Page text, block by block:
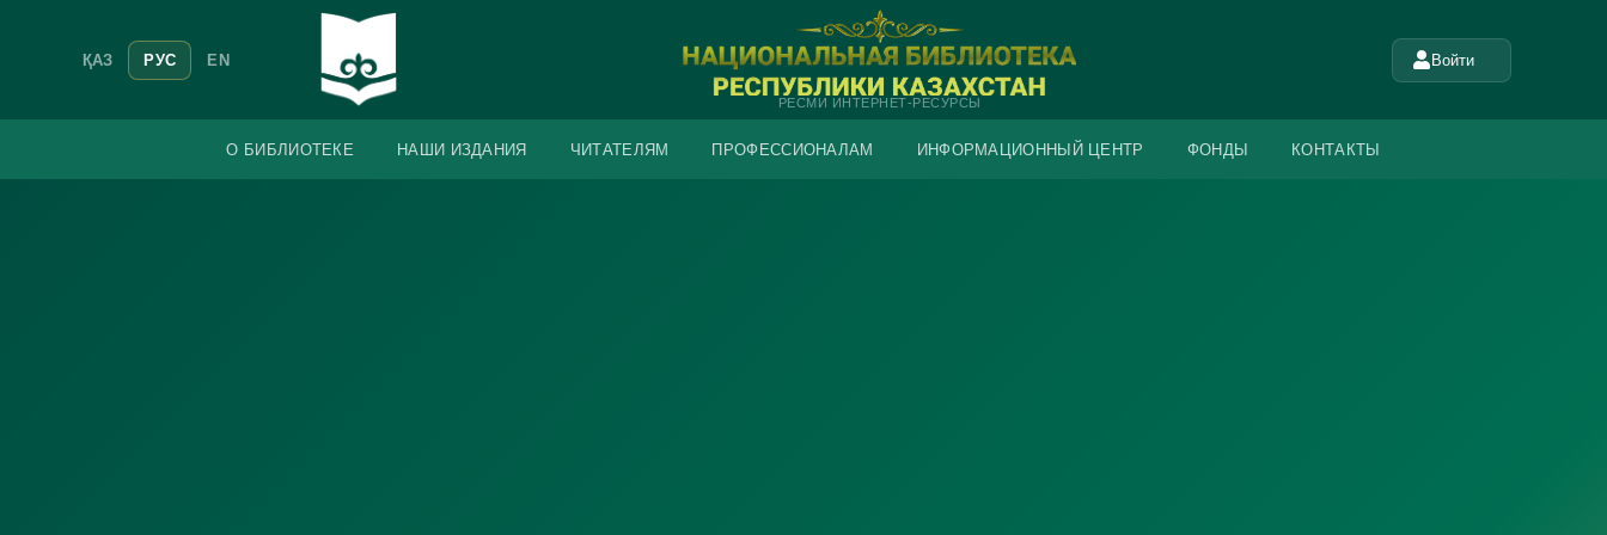
ҚАЗ РУС EN
РЕСМИ ИНТЕРНЕТ-РЕСУРСЫ
Войти
О БИБЛИОТЕКЕ НАШИ ИЗДАНИЯ ЧИТАТЕЛЯМ ПРОФЕССИОНАЛАМ ИНФОРМАЦИОННЫЙ ЦЕНТР ФОНДЫ КОНТАКТЫ